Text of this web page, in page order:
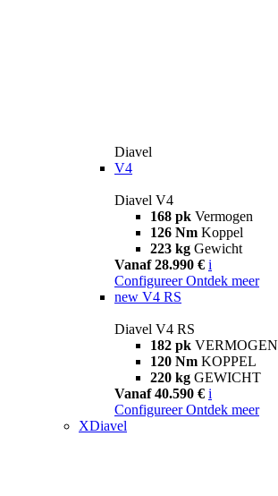
Diavel
V4
Diavel V4
168 pk Vermogen
126 Nm Koppel
223 kg Gewicht
Vanaf 28.990 € i
Configureer Ontdek meer
new V4 RS
Diavel V4 RS
182 pk VERMOGEN
120 Nm KOPPEL
220 kg GEWICHT
Vanaf 40.590 € i
Configureer Ontdek meer
XDiavel